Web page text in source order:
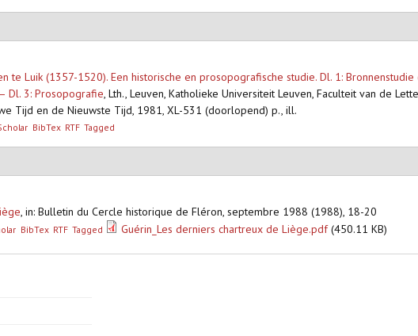
te Luik (1357-1520). Een historische en prosopografische studie. Dl. 1:
Dl. 3: Prosopografie, Lth., Leuven, Katholieke Universiteit Leuven, Faculteit van de
Tijd en de Nieuwste Tijd, 1981, XL-531 (doorlopend) p., ill.
BibTex RTF Tagged
, in: Bulletin du Cercle historique de Fléron, septembre 1988 (1988), 18-20
BibTex RTF Tagged Guérin_Les derniers chartreux de Liège.pdf(450.11 KB)